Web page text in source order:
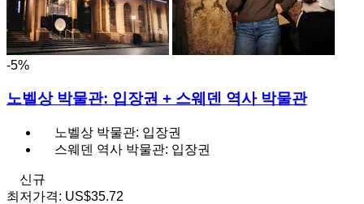
-5%
노벨상 박물관: 입장권 + 스웨덴 역사 박물관
노벨상 박물관: 입장권
스웨덴 역사 박물관: 입장권
신규
최저가격: US$35.72